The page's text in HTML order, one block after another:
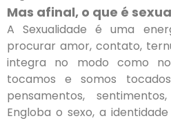
Mas afinal, o que é
A Sexualidade é uma
procurar amor, contato,
integra no modo como
tocamos e somos
pensamentos,
Engloba o sexo, a